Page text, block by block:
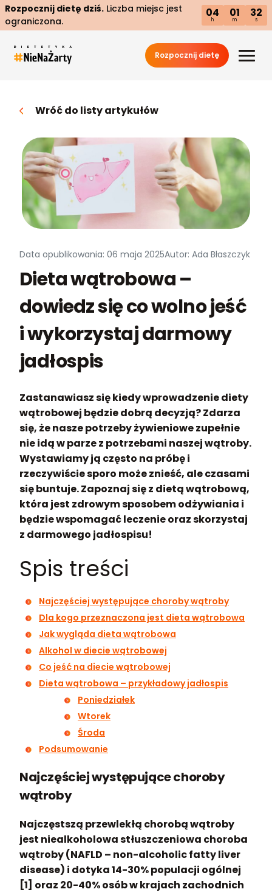
Rozpocznij dietę dziś. Liczba miejsc jest
ograniczona.
04
h
01
m
31
s
Rozpocznij dietę
Wróć do listy artykułów
Data opublikowania: 06 maja 2025Autor: Ada Błaszczyk
Dieta wątrobowa –
dowiedz się co wolno jeść
i wykorzystaj darmowy
jadłospis
Zastanawiasz się kiedy wprowadzenie diety
wątrobowej będzie dobrą decyzją? Zdarza
się, że nasze potrzeby żywieniowe zupełnie
nie idą w parze z potrzebami naszej wątroby.
Wystawiamy ją często na próbę i
rzeczywiście sporo może znieść, ale czasami
się buntuje. Zapoznaj się z dietą wątrobową,
która jest zdrowym sposobem odżywiania i
będzie wspomagać leczenie oraz skorzystaj
z darmowego jadłospisu!
Spis treści
Najczęściej występujące choroby wątroby
Dla kogo przeznaczona jest dieta wątrobowa
Jak wygląda dieta wątrobowa
Alkohol w diecie wątrobowej
Co jeść na diecie wątrobowej
Dieta wątrobowa – przykładowy jadłospis
Poniedziałek
Wtorek
Środa
Podsumowanie
Najczęściej występujące choroby
wątroby
Najczęstszą przewlekłą chorobą wątroby
jest niealkoholowa stłuszczeniowa choroba
wątroby (NAFLD – non-alcoholic fatty liver
disease) i dotyka 14-30% populacji ogólnej
[1] oraz 20-40% osób w krajach zachodnich